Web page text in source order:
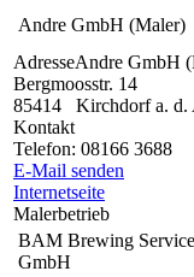
Andre GmbH (Maler)
AdresseAndre GmbH
Bergmoosstr. 14
85414
Kirchdorf a. d.
Kontakt
Telefon: 08166 3688
E-Mail senden
Internetseite
Malerbetrieb
BAM Brewing
GmbH